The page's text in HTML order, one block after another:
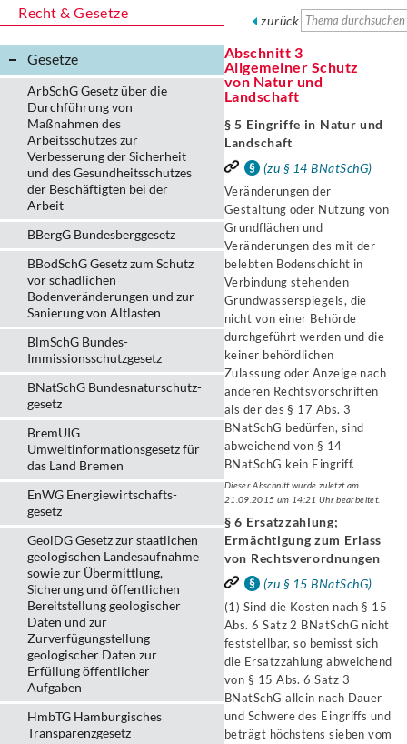
Recht & Gesetze
Gesetze
ArbSchG Gesetz über die
Durchführung von
Maßnahmen des
Arbeitsschutzes zur
Verbesserung der Sicherheit
und des Gesundheitsschutzes
der Beschäftigten bei der
Arbeit
BBergG Bundesberggesetz
BBodSchG Gesetz zum Schutz
vor schädlichen
Bodenveränderungen und zur
Sanierung von Altlasten
BlmSchG Bundes-
Immissionsschutz­gesetz
BNatSchG Bundesnaturschutz-
gesetz
BremUIG
Umweltinformationsgesetz für
das Land Bremen
EnWG Energiewirtschafts-
gesetz
GeolDG Gesetz zur staatlichen
geologischen Landesaufnahme
sowie zur Übermittlung,
Sicherung und öffentlichen
Bereitstellung geologischer
Daten und zur
Zurverfügungstellung
geologischer Daten zur
Erfüllung öffentlicher
Aufgaben
HmbTG Hamburgisches
Transparenzgesetz
zurück
Abschnitt 3
Allgemeiner Schutz
von Natur und
Landschaft
§ 5 Eingriffe in Natur und
Landschaft
(zu § 14 BNatSchG)
Veränderungen der
Gestaltung oder Nutzung von
Grundflächen und
Veränderungen des mit der
belebten Bodenschicht in
Verbindung stehenden
Grundwasserspiegels, die
nicht von einer Behörde
durchgeführt werden und die
keiner behördlichen
Zulassung oder Anzeige nach
anderen Rechtsvorschriften
als der des § 17 Abs. 3
BNatSchG bedürfen, sind
abweichend von § 14
BNatSchG kein Eingriff.
Dieser Abschnitt wurde zuletzt am
21.09.2015 um 14:21 Uhr bearbeitet.
§ 6 Ersatzzahlung;
Ermächtigung zum Erlass
von Rechtsverordnungen
(zu § 15 BNatSchG)
(1) Sind die Kosten nach § 15
Abs. 6 Satz 2 BNatSchG nicht
feststellbar, so bemisst sich
die Ersatzzahlung abweichend
von § 15 Abs. 6 Satz 3
BNatSchG allein nach Dauer
und Schwere des Eingriffs und
beträgt höchstens sieben vom